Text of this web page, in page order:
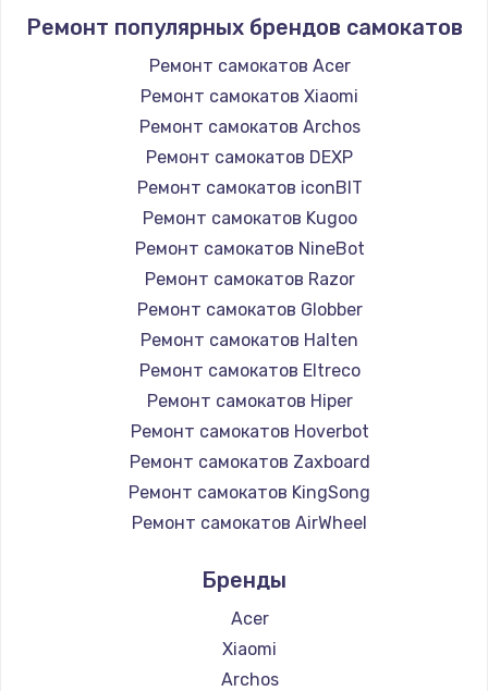
Ремонт популярных брендов самокатов
Ремонт самокатов Acer
Ремонт самокатов Xiaomi
Ремонт самокатов Archos
Ремонт самокатов DEXP
Ремонт самокатов iconBIT
Ремонт самокатов Kugoo
Ремонт самокатов NineBot
Ремонт самокатов Razor
Ремонт самокатов Globber
Ремонт самокатов Halten
Ремонт самокатов Eltreco
Ремонт самокатов Hiper
Ремонт самокатов Hoverbot
Ремонт самокатов Zaxboard
Ремонт самокатов KingSong
Ремонт самокатов AirWheel
Ремонт самокатов Hunter
Ремонт самокатов Shorner
Ремонт самокатов Joyor
Ремонт самокатов Minimotors
Бренды
Acer
Xiaomi
Archos